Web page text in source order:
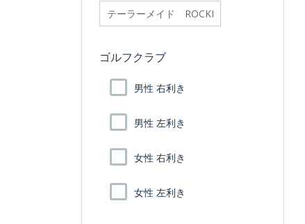
searchfilter_pro
ゴルフクラブ
男性 右利き
男性 左利き
女性 右利き
女性 左利き